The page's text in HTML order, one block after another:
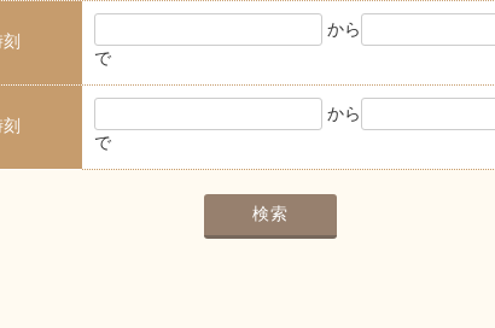
から
で
から
で